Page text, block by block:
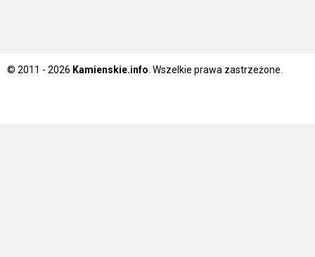
© 2011 - 2026 Kamienskie.info . Wszelkie prawa zastrzeżone.